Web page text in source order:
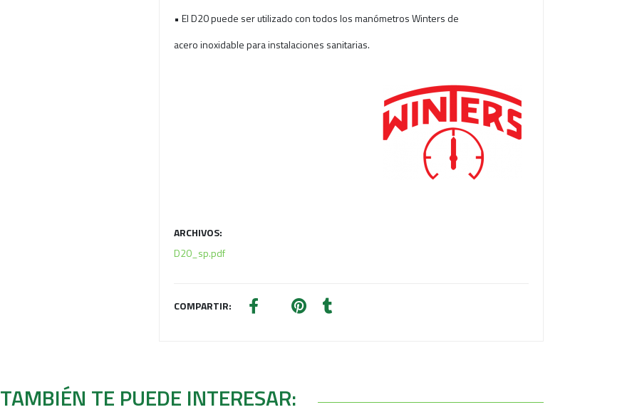
• El D20 puede ser utilizado con todos los manómetros Winters de
acero inoxidable para instalaciones sanitarias.
ARCHIVOS:
D20_sp.pdf
COMPARTIR:
TAMBIÉN TE PUEDE INTERESAR: